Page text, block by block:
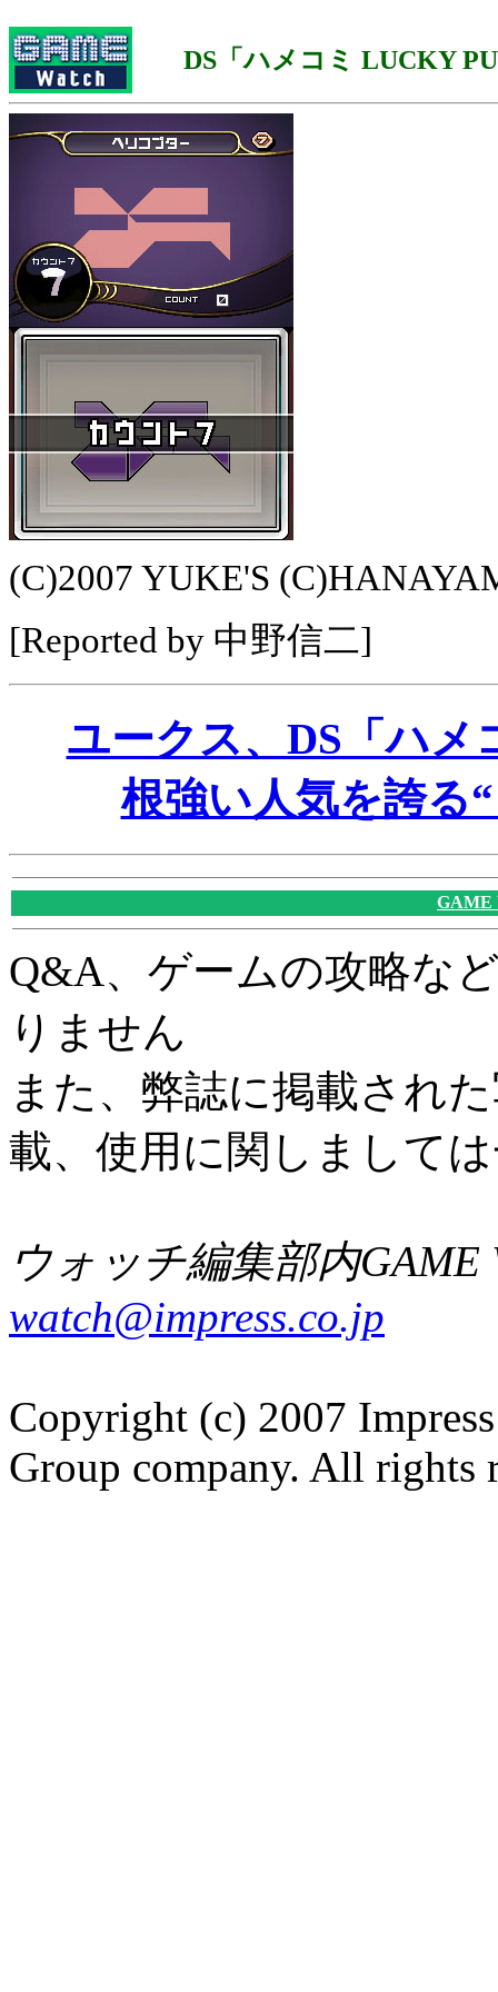
DS「ハメコミ LUCKY
(C)2007 YUKE'S
[Reported by 中野信二]
ユークス、DS「ハ
根強い人気を誇る
GAME
Q&A、ゲームの攻略な
りません
また、弊誌に掲載され
載、使用に関しまして
ウォッチ編集部内GAME
watch@impress.co.jp
Copyright (c) 2007
Group company. All rights